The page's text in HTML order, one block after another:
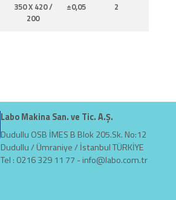
350 X 420 /
200
±0,05 2
Labo Makina San. ve Tic. A.Ş.
Dudullu OSB İMES B Blok 205.Sk. No:12
Dudullu / Ümraniye / İstanbul TÜRKİYE
Tel : 0216 329 11 77 -info@labo.com.tr